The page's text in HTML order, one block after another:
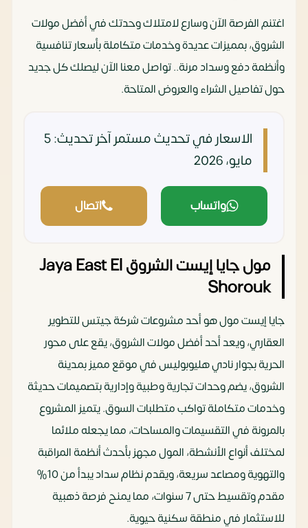
اغتنم الفرصة الآن وسارع لامتلاك وحدتك في أفضل مولات
الشروق، بمميزات عديدة وخدمات متكاملة بأسعار تنافسية
وأنظمة دفع وسداد مرنة.. تواصل معنا الآن ليصلك كل جديد
حول تفاصيل الشراء والعروض المتاحة.
الاسعار في تحديث مستمر
آخر تحديث: 5
مايو، 2026
واتساب اتصال
مول جايا إيست الشروق Jaya East El
Shorouk
جايا إيست مول هو أحد مشروعات شركة جيتس للتطوير
العقاري، ويعد أحد أفضل مولات الشروق، يقع على محور
الحرية بجوار نادي هليوبوليس في موقع مميز بمدينة
الشروق، يضم وحدات تجارية وطبية وإدارية بتصميمات حديثة
وخدمات متكاملة تواكب متطلبات السوق. يتميز المشروع
بالمرونة في التقسيمات والمساحات، مما يجعله ملائما
لمختلف أنواع الأنشطة، المول مجهز بأحدث أنظمة المراقبة
والتهوية ومصاعد سريعة، ويقدم نظام سداد يبدأ من 10%
مقدم وتقسيط حتى 7 سنوات، مما يمنح فرصة ذهبية
للاستثمار في منطقة سكنية حيوية.